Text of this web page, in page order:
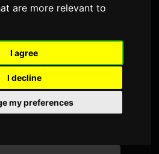
are more relevant to
I agree
I decline
my preferences
Prevedeno s engleskog
će započeti
'Kyo-hen' 12. jula. Nova
o likovima objavljeni su